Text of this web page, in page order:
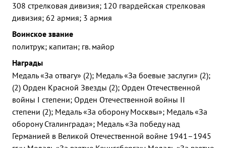
308 стрелковая дивизия; 120 гвардейская стрелковая
дивизия; 62 армия; 3 армия
Воинское звание
политрук; капитан; гв. майор
Награды
Медаль «За отвагу» (2); Медаль «За боевые заслуги» (2);
(2) Орден Красной Звезды (2); Орден Отечественной
войны I степени; Орден Отечественной войны II
степени (2); Медаль «За оборону Москвы»; Медаль «За
оборону Сталинграда»; Медаль «За победу над
Германией в Великой Отечественной войне 1941–1945